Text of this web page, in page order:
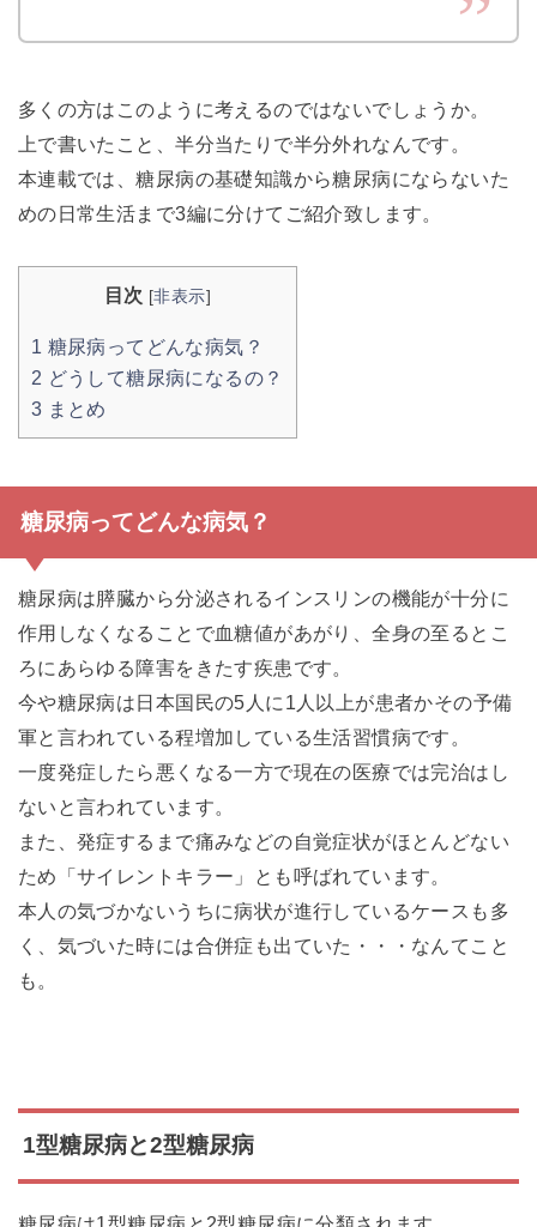
多くの方はこのように考えるのではないでしょうか。
上で書いたこと、半分当たりで半分外れなんです。
本連載では、糖尿病の基礎知識から糖尿病にならないた
めの日常生活まで3編に分けてご紹介致します。
目次 [非表示]
1 糖尿病ってどんな病気？
2 どうして糖尿病になるの？
3 まとめ
糖尿病ってどんな病気？
糖尿病は膵臓から分泌されるインスリンの機能が十分に
作用しなくなることで血糖値があがり、全身の至るとこ
ろにあらゆる障害をきたす疾患です。
今や糖尿病は日本国民の5人に1人以上が患者かその予備
軍と言われている程増加している生活習慣病です。
一度発症したら悪くなる一方で現在の医療では完治はし
ないと言われています。
また、発症するまで痛みなどの自覚症状がほとんどない
ため「サイレントキラー」とも呼ばれています。
本人の気づかないうちに病状が進行しているケースも多
く、気づいた時には合併症も出ていた・・・なんてこと
も。
1型糖尿病と2型糖尿病